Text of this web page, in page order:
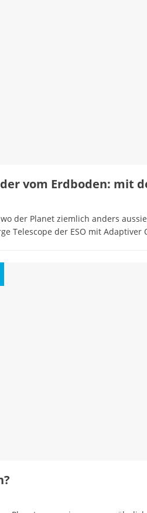
vom Erdboden: mit
der Planet ziemlich anders
Telescope der ESO mit